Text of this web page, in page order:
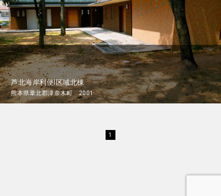
芦北海岸利便I区域北棟
熊本県葦北郡津奈木町 2001
1